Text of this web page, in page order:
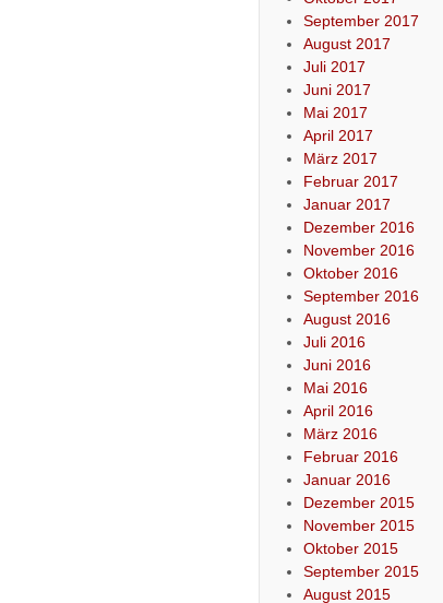
September 2017
August 2017
Juli 2017
Juni 2017
Mai 2017
April 2017
März 2017
Februar 2017
Januar 2017
Dezember 2016
November 2016
Oktober 2016
September 2016
August 2016
Juli 2016
Juni 2016
Mai 2016
April 2016
März 2016
Februar 2016
Januar 2016
Dezember 2015
November 2015
Oktober 2015
September 2015
August 2015